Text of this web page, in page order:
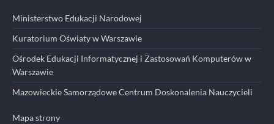
Ministerstwo Edukacji Narodowej
Kuratorium Oświaty w Warszawie
Ośrodek Edukacji Informatycznej i Zastosowań Komputerów w
Warszawie
Mazowieckie Samorządowe Centrum Doskonalenia Nauczycieli
Mapa strony